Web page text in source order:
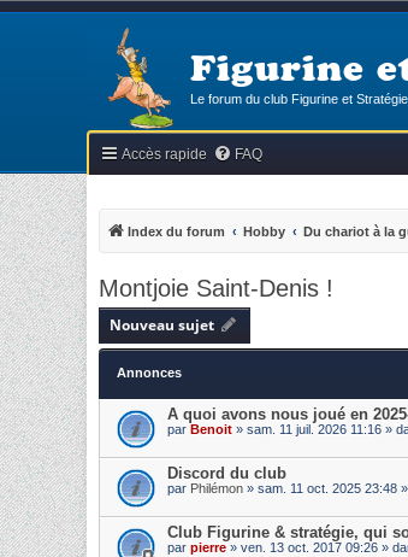
Figurine
Le forum du club Figurine et
Accès rapide FAQ
Index du forum Hobby Du chariot à la
Montjoie Saint-Denis !
Nouveau sujet
Annonces
A quoi avons nous joué en
par Benoit » sam. 11 juil. 2026 11:16 »
Discord du club
par Philémon » sam. 11 oct. 2025 23:48
Club Figurine & stratégie, qui
par pierre » ven. 13 oct. 2017 09:26 »